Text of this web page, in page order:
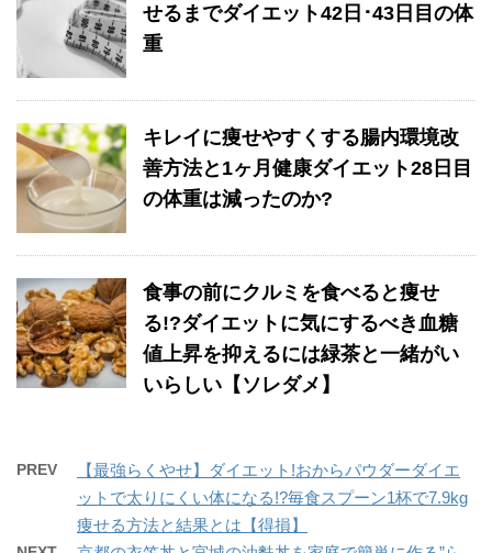
せるまでダイエット42日･43日目の体
重
キレイに痩せやすくする腸内環境改
善方法と1ヶ月健康ダイエット28日目
の体重は減ったのか?
食事の前にクルミを食べると痩せ
る!?ダイエットに気にするべき血糖
値上昇を抑えるには緑茶と一緒がい
いらしい【ソレダメ】
PREV
【最強らくやせ】ダイエット!おからパウダーダイエ
ットで太りにくい体になる!?毎食スプーン1杯で7.9kg
痩せる方法と結果とは【得損】